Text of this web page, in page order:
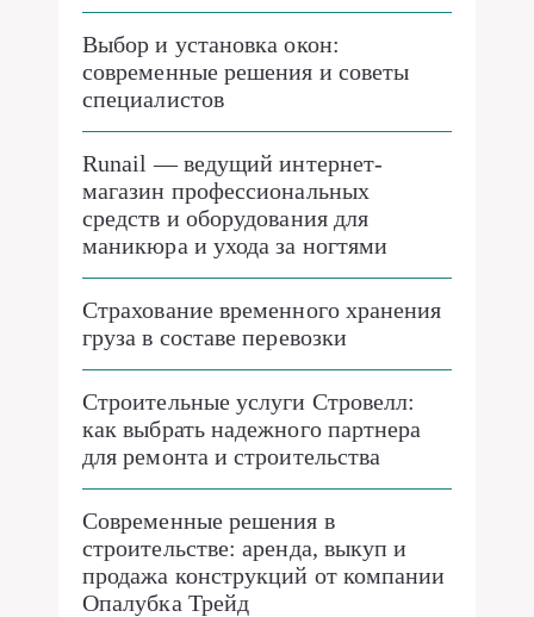
Выбор и установка окон:
современные решения и советы
специалистов
Runail — ведущий интернет-
магазин профессиональных
средств и оборудования для
маникюра и ухода за ногтями
Страхование временного хранения
груза в составе перевозки
Строительные услуги Стровелл:
как выбрать надежного партнера
для ремонта и строительства
Современные решения в
строительстве: аренда, выкуп и
продажа конструкций от компании
Опалубка Трейд